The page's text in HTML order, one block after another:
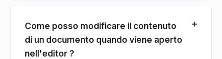
Come posso modificare il contenuto
di un documento quando viene aperto
nell'editor ?